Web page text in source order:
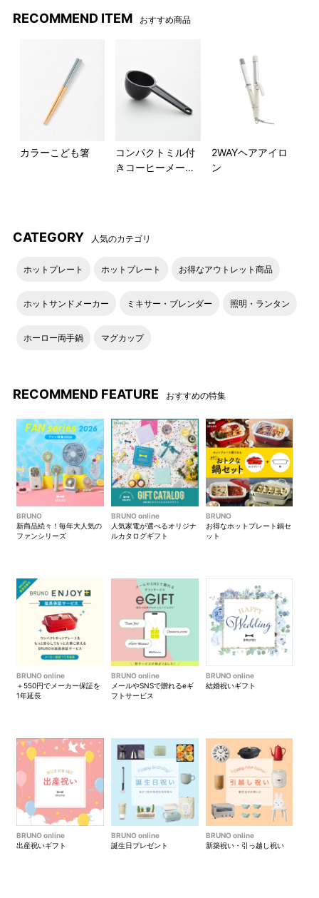
RECOMMEND ITEM おすすめ商品
カラーこども箸
コンパクトミル付
きコーヒーメーカ
2WAYヘアアイロ
ン
CATEGORY 人気のカテゴリ
ホットプレート ホットプレート お得なアウトレット商品
ホットサンドメーカー ミキサー・ブレンダー 照明・ランタン
ホーロー両手鍋 マグカップ
RECOMMEND FEATURE おすすめの特集
BRUNO
新商品続々！毎年大人気の
ファンシリーズ
BRUNO online
人気家電が選べるオリジナ
ルカタログギフト
BRUNO
お得なホットプレート鍋セ
ット
BRUNO online
＋550円でメーカー保証を
1年延長
BRUNO online
メールやSNSで贈れるeギ
フトサービス
BRUNO online
結婚祝いギフト
BRUNO online
出産祝いギフト
BRUNO online
誕生日プレゼント
BRUNO online
新築祝い・引っ越し祝い